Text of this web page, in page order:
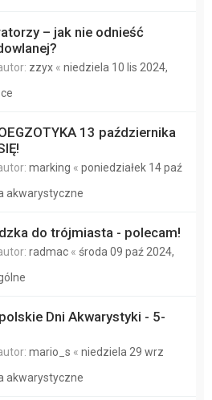
– jak nie odnieść
zzyx « niedziela 10 lis 2024,
13 października
marking « poniedziałek 14 paź
akwarystyczne
do trójmiasta - polecam!
radmac « środa 09 paź 2024,
Dni Akwarystyki - 5-
mario_s « niedziela 29 wrz
akwarystyczne